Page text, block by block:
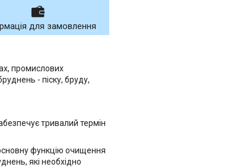
для замовлення
промислових
- піску, бруду,
тривалий термін
функцію очищення
які необхідно